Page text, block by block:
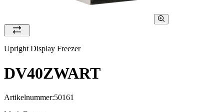
Upright Display Freezer
DV40ZWART
Artikelnummer:50161